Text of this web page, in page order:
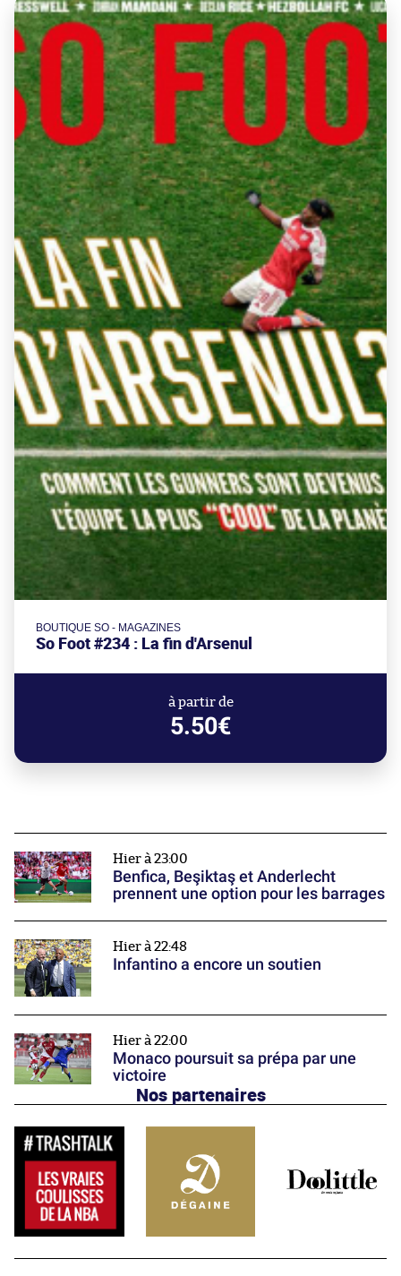
BOUTIQUE SO - MAGAZINES
So Foot #234 : La fin d'Arsenul
à partir de
5.50€
Hier à 23:00
Benfica, Beşiktaş et Anderlecht
prennent une option pour les barrages
Hier à 22:48
Infantino a encore un soutien
Hier à 22:00
Monaco poursuit sa prépa par une
victoire
Nos partenaires